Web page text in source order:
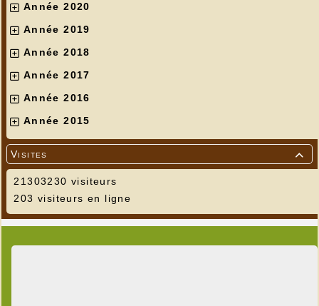
Année 2020
Année 2019
Année 2018
Année 2017
Année 2016
Année 2015

Visites
21303230 visiteurs
203 visiteurs en ligne